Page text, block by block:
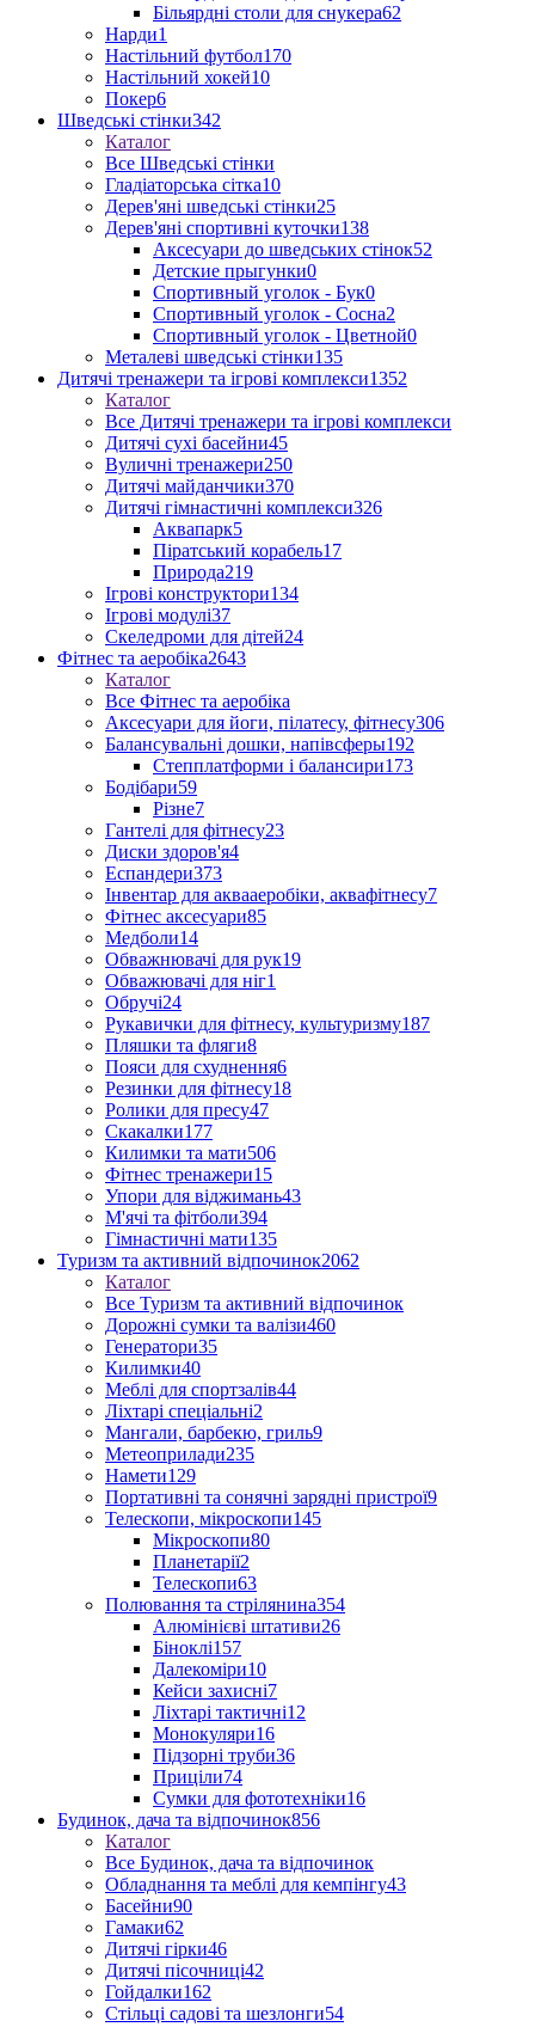
Більярдні столи для снукера62
Нарди1
Настільний футбол170
Настільний хокей10
Покер6
Шведські стінки342
Каталог
Все Шведські стінки
Гладіаторська сітка10
Дерев'яні шведські стінки25
Дерев'яні спортивні куточки138
Аксесуари до шведських стінок52
Детские прыгунки0
Спортивный уголок - Бук0
Спортивный уголок - Сосна2
Спортивный уголок - Цветной0
Металеві шведські стінки135
Дитячі тренажери та ігрові комплекси1352
Каталог
Все Дитячі тренажери та ігрові комплекси
Дитячі сухі басейни45
Вуличні тренажери250
Дитячі майданчики370
Дитячі гімнастичні комплекси326
Аквапарк5
Піратський корабель17
Природа219
Ігрові конструктори134
Ігрові модулі37
Скеледроми для дітей24
Фітнес та аеробіка2643
Каталог
Все Фітнес та аеробіка
Аксесуари для йоги, пілатесу, фітнесу306
Балансувальні дошки, напівсферы192
Степплатформи і балансири173
Бодібари59
Різне7
Гантелі для фітнесу23
Диски здоров'я4
Еспандери373
Інвентар для аквааеробіки, аквафітнесу7
Фітнес аксесуари85
Медболи14
Обважнювачі для рук19
Обважювачі для ніг1
Обручі24
Рукавички для фітнесу, культуризму187
Пляшки та фляги8
Пояси для схуднення6
Резинки для фітнесу18
Ролики для пресу47
Скакалки177
Килимки та мати506
Фітнес тренажери15
Упори для віджимань43
М'ячі та фітболи394
Гімнастичні мати135
Туризм та активний відпочинок2062
Каталог
Все Туризм та активний відпочинок
Дорожні сумки та валізи460
Генератори35
Килимки40
Меблі для спортзалів44
Ліхтарі спеціальні2
Мангали, барбекю, гриль9
Метеоприлади235
Намети129
Портативні та сонячні зарядні пристрої9
Телескопи, мікроскопи145
Мікроскопи80
Планетарії2
Телескопи63
Полювання та стрілянина354
Алюмінієві штативи26
Біноклі157
Далекоміри10
Кейси захисні7
Ліхтарі тактичні12
Монокуляри16
Підзорні труби36
Приціли74
Сумки для фототехніки16
Будинок, дача та відпочинок856
Каталог
Все Будинок, дача та відпочинок
Обладнання та меблі для кемпінгу43
Басейни90
Гамаки62
Дитячі гірки46
Дитячі пісочниці42
Гойдалки162
Стільці садові та шезлонги54